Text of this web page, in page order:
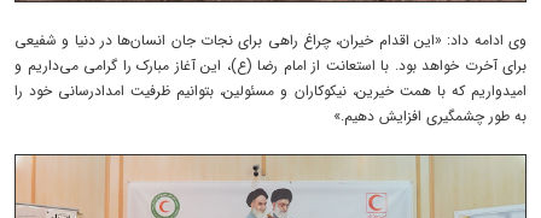
وی ادامه داد: «این اقدام خیران، چراغ راهی برای نجات جان انسان‌ها در دنیا و شفیعی
برای آخرت خواهد بود. با استعانت از امام رضا (ع)، این آغاز مبارک را گرامی می‌داریم و
امیدواریم که با همت خیرین، نیکوکاران و مسئولین، بتوانیم ظرفیت امدادرسانی خود را
به طور چشمگیری افزایش دهیم.»